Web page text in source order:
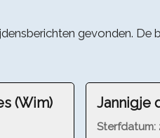
gevonden. De
(Wim)
Jannigje
Sterfdatum: